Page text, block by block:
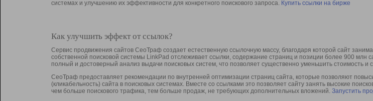
системах и улучшению их эффективности для конкретного поискового запроса. Купить ссылки на бирже
Как улучшить эффект от ссылок?
Сервис продвижения сайтов СеоТраф создает естественную ссылочную массу, благодаря которой сайт
собственной поисковой системы LinkPad отслеживает ссылки, содержание страниц и позиции более 900
полный и достоверный анализ выдачи поисковых систем, что позволяет существенно уменьшить стоимость и
СеоТраф предоставляет рекомендации по внутренней оптимизации страниц сайта, которые позволяют
(кликабельность) сайта в поисковых системах. Вместе со ссылками это позволяет сайту занять высокие
чем больше поискового трафика, тем больше продаж, не требующих дополнительных вложений. Запустить